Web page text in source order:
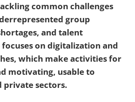
common challenges
group
and talent
on digitalization and
which make activities for
motivating, usable to
private sectors.